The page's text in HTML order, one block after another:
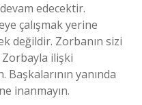
edecektir.
çalışmak yerine
değildir. Zorbanın sizi
ilişki
yanında
inanmayın.